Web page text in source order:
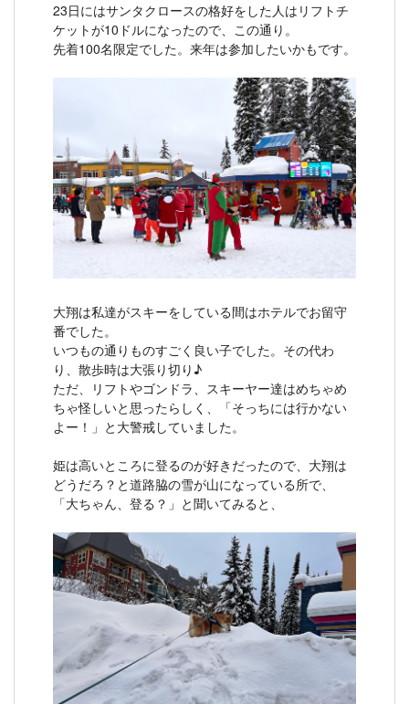
23日にはサンタクロースの格好をした人はリフトチ
ケットが10ドルになったので、この通り。
先着100名限定でした。来年は参加したいかもです。
大翔は私達がスキーをしている間はホテルでお留守
番でした。
いつもの通りものすごく良い子でした。その代わ
り、散歩時は大張り切り♪
ただ、リフトやゴンドラ、スキーヤー達はめちゃめ
ちゃ怪しいと思ったらしく、「そっちには行かない
よー！」と大警戒していました。
姫は高いところに登るのが好きだったので、大翔は
どうだろ？と道路脇の雪が山になっている所で、
「大ちゃん、登る？」と聞いてみると、